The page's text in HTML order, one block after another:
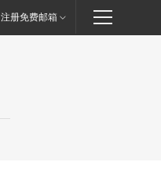
注册免费邮箱